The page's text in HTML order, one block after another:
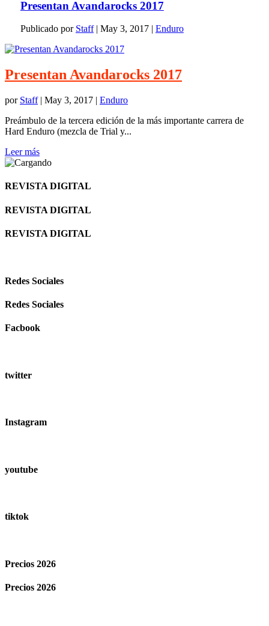
Presentan Avandarocks 2017
Publicado por Staff| May 3, 2017| Enduro
Presentan Avandarocks 2017
por Staff| May 3, 2017 | Enduro
Preámbulo de la tercera edición de la más importante carrera de
Hard Enduro (mezcla de Trial y...
Leer más
REVISTA DIGITAL
REVISTA DIGITAL
REVISTA DIGITAL
Redes Sociales
Redes Sociales
Facbook
twitter
Instagram
youtube
tiktok
Precios 2026
Precios 2026